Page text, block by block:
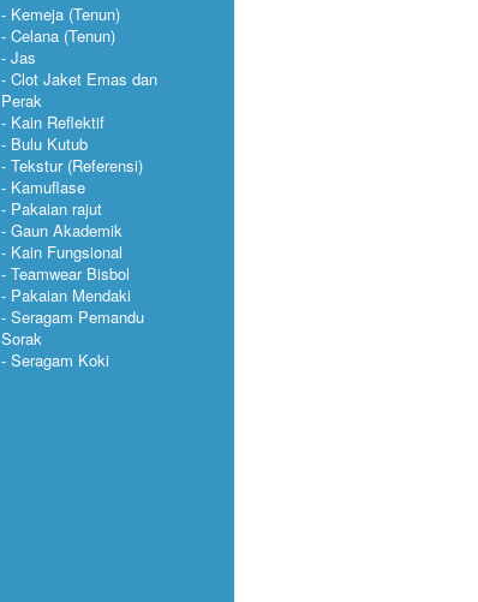
Kemeja (Tenun)
Celana (Tenun)
Jas
Clot Jaket Emas dan
Perak
Kain Reflektif
Bulu Kutub
Tekstur (Referensi)
Kamuflase
Pakaian rajut
Gaun Akademik
Kain Fungsional
Teamwear Bisbol
Pakaian Mendaki
Seragam Pemandu
Sorak
Seragam Koki